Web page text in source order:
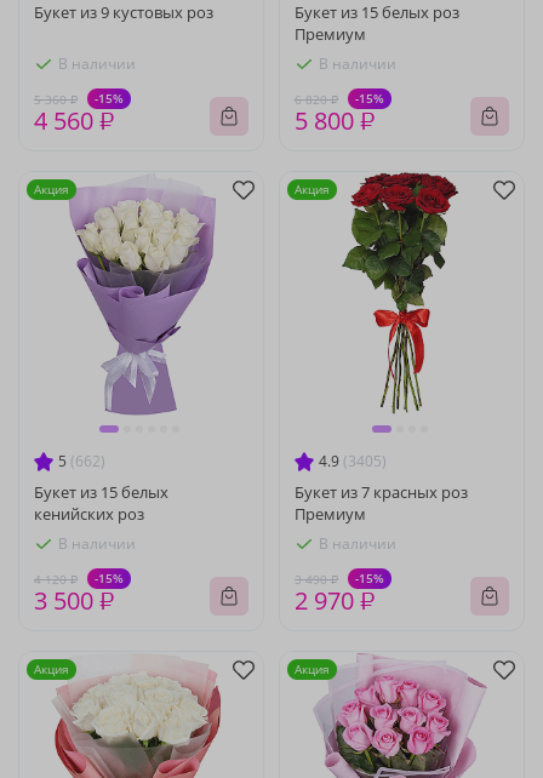
Букет из 9 кустовых роз
В наличии
5 360 ₽ -15%
4 560 ₽
Букет из 15 белых роз
Премиум
В наличии
6 820 ₽ -15%
5 800 ₽
5 (662)
Букет из 15 белых
кенийских роз
В наличии
4 120 ₽ -15%
3 500 ₽
Акция
4.9 (3405)
Букет из 7 красных роз
Премиум
В наличии
3 490 ₽ -15%
2 970 ₽
Акция
Акция Акция